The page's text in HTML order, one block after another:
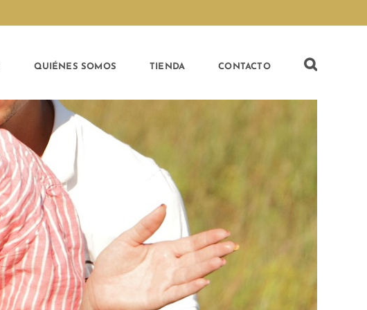
QUIÉNES SOMOS TIENDA CONTACTO